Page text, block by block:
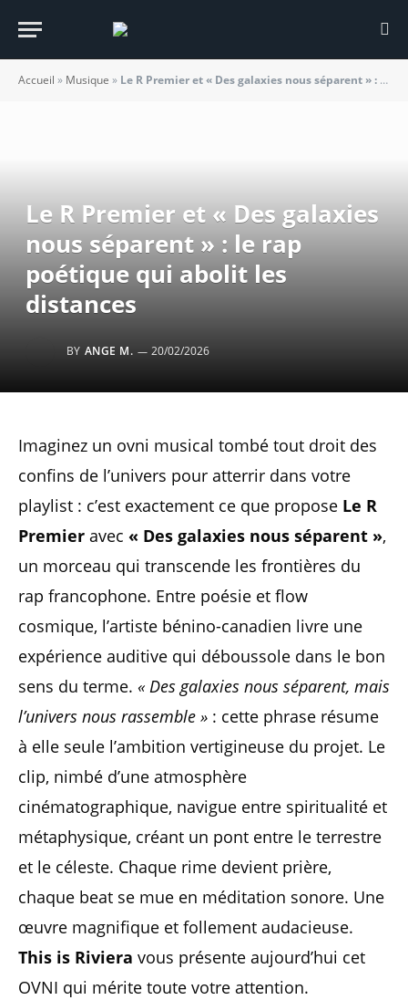
Accueil » Musique » Le R Premier et « Des galaxies nous séparent » : le rap poétique qui abolit les distances
Le R Premier et « Des galaxies
nous séparent » : le rap
poétique qui abolit les
distances
BY ANGE M. 20/02/2026
Imaginez un ovni musical tombé tout droit des
confins de l’univers pour atterrir dans votre
playlist : c’est exactement ce que propose Le R
Premier avec « Des galaxies nous séparent »,
un morceau qui transcende les frontières du
rap francophone. Entre poésie et flow
cosmique, l’artiste bénino-canadien livre une
expérience auditive qui déboussole dans le bon
sens du terme. « Des galaxies nous séparent, mais
l’univers nous rassemble » : cette phrase résume
à elle seule l’ambition vertigineuse du projet. Le
clip, nimbé d’une atmosphère
cinématographique, navigue entre spiritualité et
métaphysique, créant un pont entre le terrestre
et le céleste. Chaque rime devient prière,
chaque beat se mue en méditation sonore. Une
œuvre magnifique et follement audacieuse.
This is Riviera vous présente aujourd’hui cet
OVNI qui mérite toute votre attention.